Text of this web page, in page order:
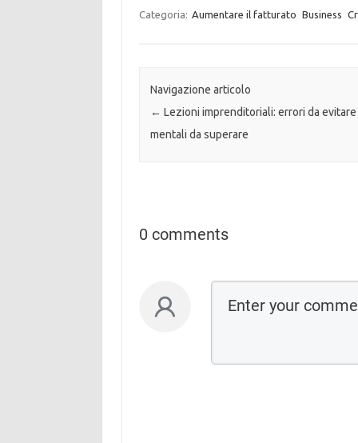
Categoria: Aumentare il fatturato Business
Navigazione articolo
← Lezioni imprenditoriali: errori da
mentali da superare
0 comments